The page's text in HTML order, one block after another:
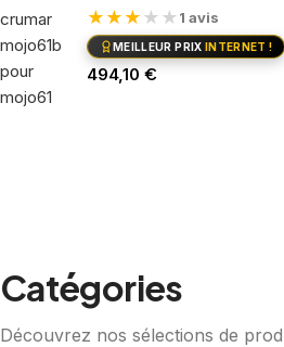
★ ★ ★ ★ ★ 1 avis
MEILLEUR PRIX INTERNET !
494,10 €
Catégories
Découvrez nos sélections de